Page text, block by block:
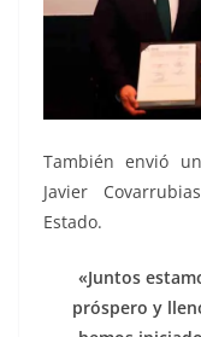
También envió
Javier
Estado.
«Juntos
próspero y